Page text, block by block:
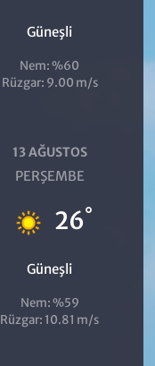
Güneşli
Nem: %60
Rüzgar: 9.00 m/s
13 AĞUSTOS
PERŞEMBE
26°
Güneşli
Nem: %59
Rüzgar: 10.81 m/s